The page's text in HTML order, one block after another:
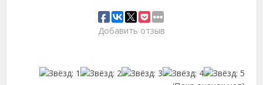
Добавить отзыв